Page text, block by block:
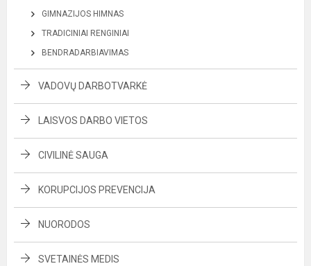
GIMNAZIJOS HIMNAS
TRADICINIAI RENGINIAI
BENDRADARBIAVIMAS
VADOVŲ DARBOTVARKĖ
LAISVOS DARBO VIETOS
CIVILINĖ SAUGA
KORUPCIJOS PREVENCIJA
NUORODOS
SVETAINĖS MEDIS